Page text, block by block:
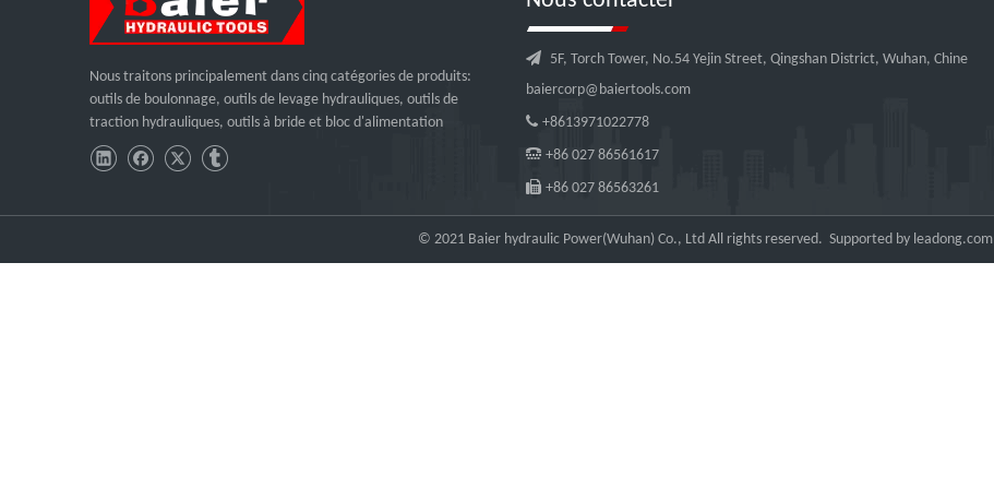
Nous traitons principalement dans cinq catégories de produits:
outils de boulonnage, outils de levage hydrauliques, outils de
traction hydrauliques, outils à bride et bloc d'alimentation
 5F, Torch Tower, No.54 Yejin Street, Qingshan District, Wuhan, Chine
baiercorp@baiertools.com
 +8613971022778
 +86 027 86561617
 +86 027 86563261
© 2021 Baier hydraulic Power(Wuhan) Co., Ltd All rights reserved. Supported by leadong.com